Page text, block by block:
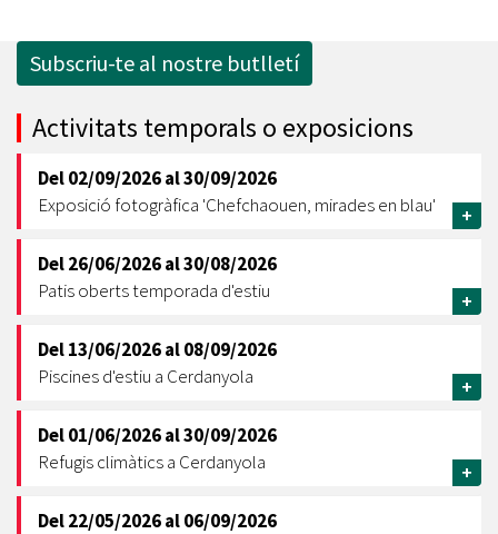
Subscriu-te al nostre butlletí
Activitats temporals o exposicions
Del02/09/2026al30/09/2026
Exposició fotogràfica 'Chefchaouen, mirades en blau'
+
Del26/06/2026al30/08/2026
Patis oberts temporada d'estiu
+
Del13/06/2026al08/09/2026
Piscines d'estiu a Cerdanyola
+
Del01/06/2026al30/09/2026
Refugis climàtics a Cerdanyola
+
Del22/05/2026al06/09/2026